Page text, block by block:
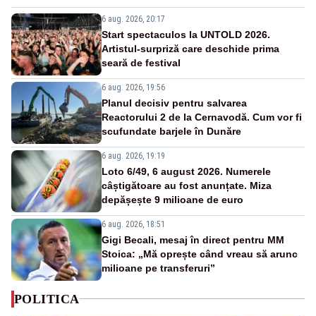
6 aug. 2026, 20:17
Start spectaculos la UNTOLD 2026.
Artistul-surpriză care deschide prima
seară de festival
6 aug. 2026, 19:56
Planul decisiv pentru salvarea
Reactorului 2 de la Cernavodă. Cum vor fi
scufundate barjele în Dunăre
6 aug. 2026, 19:19
Loto 6/49, 6 august 2026. Numerele
câștigătoare au fost anunțate. Miza
depășește 9 milioane de euro
6 aug. 2026, 18:51
Gigi Becali, mesaj în direct pentru MM
Stoica: „Mă oprește când vreau să arunc
milioane pe transferuri”
POLITICA